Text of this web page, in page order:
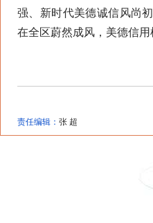
强、新时代美德诚信风尚
在全区蔚然成风，美德信用
责任编辑： 张 超